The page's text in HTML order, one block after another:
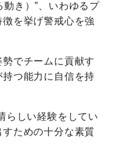
き）”、いわゆるプ
を挙げ警戒心を強
でチームに貢献す
つ能力に自信を持
らしい経験をしてい
ための十分な素質